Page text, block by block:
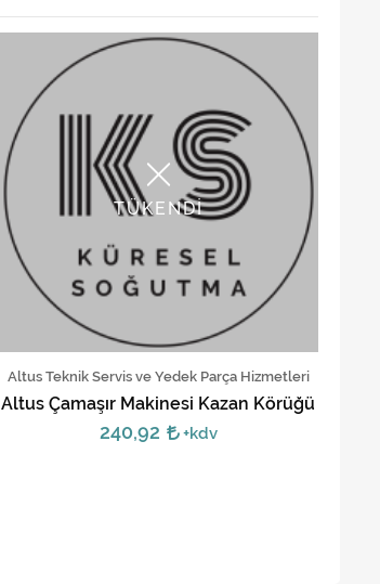
TÜKENDİ
Altus Teknik Servis ve Yedek Parça Hizmetleri
Altus Çamaşır Makinesi Kazan Körüğü
240,92 +kdv